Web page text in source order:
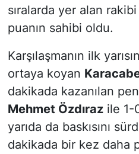
sıralarda yer alan
puanın sahibi oldu.
Karşılaşmanın ilk
ortaya koyan
dakikada kazanılan
Mehmet Özdırazile 1-
yarıda da baskısını
dakikada bir kez daha